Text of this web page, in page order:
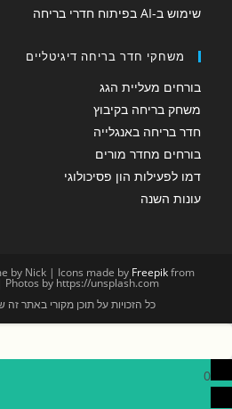
שימוש ב-AI בפיתוח חדרי בריחה
משחקי חדר בריחה דיגיטליים
בורחים מעליית הגג
משחק בריחה בקיבוץ
חדר בריחה באנגלייה
בורחים מחדר מורים
דמו לפעילות הון פסיכולוגי
עונות השנה
by Nick | Icons made by Freepikfrom
| Photos by https://unsplash.com
כל הזכויות על תוכן מקורי באתר זה
0